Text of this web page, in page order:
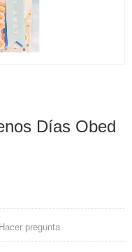
Días Obed
Hacer pregunta